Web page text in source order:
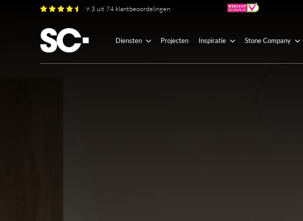
9.3 uit 74 klantbeoordelingen
Diensten Projecten Inspiratie Stone Company